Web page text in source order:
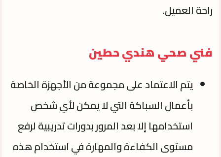
راحة العميل.
فني صحي هندي حطين
يتم الاعتماد على مجموعة من الأجهزة الخاصة
بأعمال السباكة التي لا يمكن لأي شخص
استخدامها إلا بعد المرور بدورات تدريبية لرفع
مستوى الكفاءة والمهارة في استخدام هذه